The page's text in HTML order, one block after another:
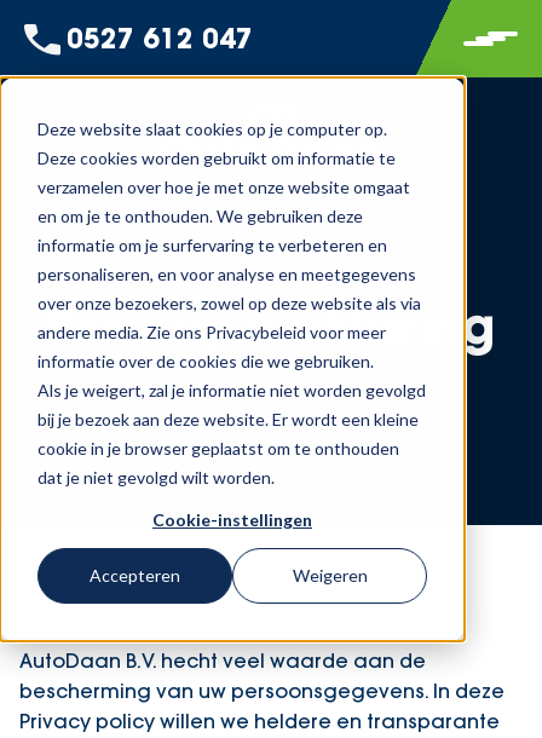
Deze website slaat cookies op je computer op.
Deze cookies worden gebruikt om informatie te
verzamelen over hoe je met onze website omgaat
en om je te onthouden. We gebruiken deze
informatie om je surfervaring te verbeteren en
personaliseren, en voor analyse en meetgegevens
over onze bezoekers, zowel op deze website als via
andere media. Zie ons Privacybeleid voor meer
informatie over de cookies die we gebruiken.
Als je weigert, zal je informatie niet worden gevolgd
bij je bezoek aan deze website. Er wordt een kleine
cookie in je browser geplaatst om te onthouden
dat je niet gevolgd wilt worden.
Cookie-instellingen
Accepteren Weigeren
0527 612 047
Privacy verklaring
Home -Privacy verklaring
AutoDaan B.V. hecht veel waarde aan de
bescherming van uw persoonsgegevens. In deze
Privacy policy willen we heldere en transparante